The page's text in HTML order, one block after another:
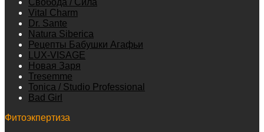
Свобода / Сила
Vital Charm
Dr. Sante
Natura Siberica
Рецепты Бабушки Агафьи
LUX-VISAGE
Новая Заря
Tresemme
Tonica / Studio Professional
Bad Girl
Фитоэкпертиза